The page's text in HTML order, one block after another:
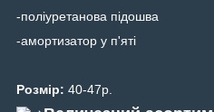
-поліуретанова підошва
-амортизатор у п'яті
Розмір: 40-47р.